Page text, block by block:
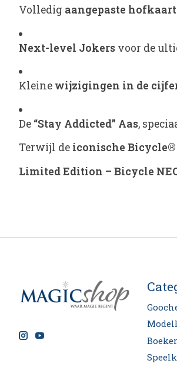
Volledig aangepaste
Next-level Jokers voor de
Kleine wijzigingen in de
De “Stay Addicted” Aas,
Terwijl de iconische Bicycle®
Limited Edition – Bicycle